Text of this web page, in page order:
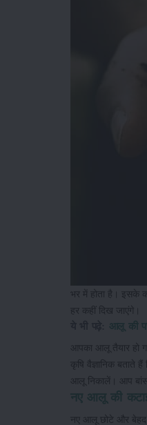
भर में होता है। इसके
हर कहीं दिख जाएंगे।
आलू की
आपका आलू तैयार हो
कृषि वैज्ञानिक
आलू निकालें। आप
नए आलू की
नए आलू छोटे और बेहद